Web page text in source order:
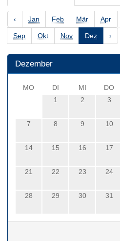
‹ Jan Feb Mär Apr
Sep Okt Nov Dez ›
Dezember
MO DI MI DO
1
2 3
7 8 9 10
14 15 16 17
21 22 23 24
28 29 30 31